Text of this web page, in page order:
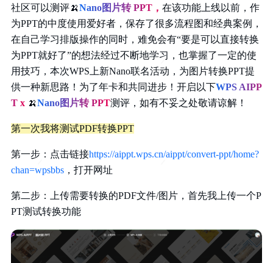
社区可以测评🍌Nano图片转 PPT， 在该功能上线以前，作
为PPT的中度使用爱好者，保存了很多流程图和经典案例，
在自己学习排版操作的同时，难免会有“要是可以直接转换
为PPT就好了”的想法经过不断地学习，也掌握了一定的使
用技巧，本次WPS上新Nano联名活动，为图片转换PPT提
供一种新思路！为了年卡和共同进步！开启以下WPS AIPP
T x 🍌Nano图片转 PPT测评，如有不妥之处敬请谅解！
第一次我将测试PDF转换PPT
第一步：点击链接https://aippt.wps.cn/aippt/convert-ppt/home?
chan=wpsbbs ，打开网址
第二步：上传需要转换的PDF文件/图片，首先我上传一个P
PT测试转换功能